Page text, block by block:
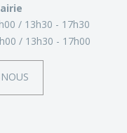
13h30 - 17h30
13h30 - 17h00